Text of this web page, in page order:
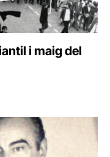
i maig del